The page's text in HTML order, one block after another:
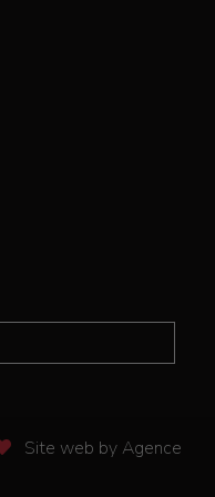
Site web by Agence